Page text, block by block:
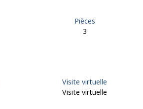
Pièces
3
Visite virtuelle
Visite virtuelle